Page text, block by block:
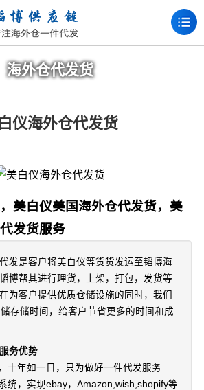
海外仓代发货
仪海外仓代发货
美白仪美国海外仓代发货，美
发货服务
发是客户将美白仪等货货发运至韬博海
博帮其进行理货，上架，打包，发货等
为客户提供优质仓储设施的同时，我们
存储时间，给客户节省更多的时间和成
务优势
十年如一日，只为做好一件代发服务
统，实现ebay，Amazon,wish,shopify等